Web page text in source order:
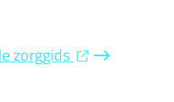
zorggids